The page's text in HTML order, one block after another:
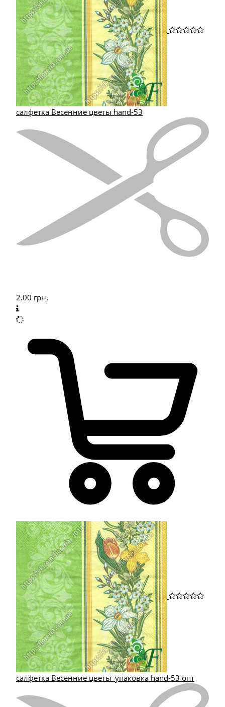
салфетка Весенние цветы hand-53
2.00 грн.
салфетка Весенние цветы_упаковка hand-53 опт